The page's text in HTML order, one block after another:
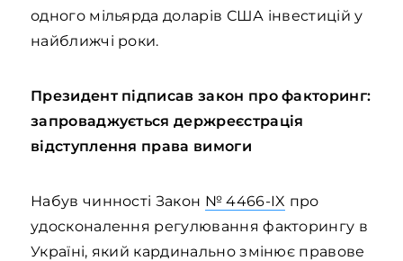
одного мільярда доларів США інвестицій у
найближчі роки.
Президент підписав закон про факторинг:
запроваджується держреєстрація
відступлення права вимоги
Набув чинності Закон № 4466-IX про
удосконалення регулювання факторингу в
Україні, який кардинально змінює правове